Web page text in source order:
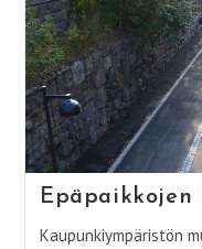
Kaupunkiympäristön